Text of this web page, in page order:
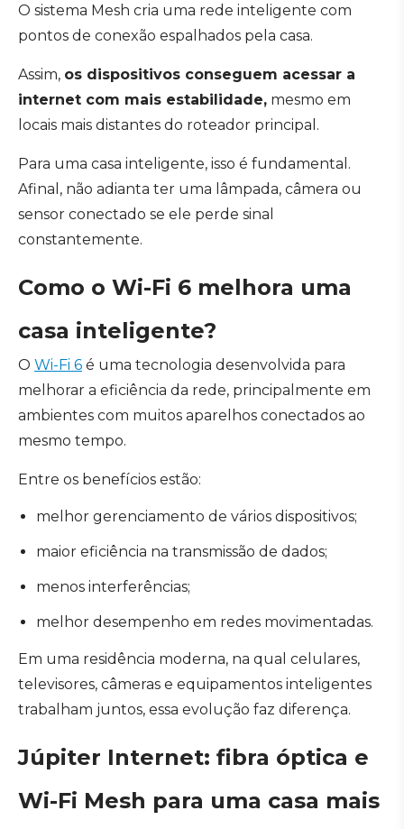
O sistema Mesh cria uma rede inteligente com
pontos de conexão espalhados pela casa.
Assim, os dispositivos conseguem acessar a
internet com mais estabilidade, mesmo em
locais mais distantes do roteador principal.
Para uma casa inteligente, isso é fundamental.
Afinal, não adianta ter uma lâmpada, câmera ou
sensor conectado se ele perde sinal
constantemente.
Como o Wi-Fi 6 melhora uma
casa inteligente?
O Wi-Fi 6 é uma tecnologia desenvolvida para
melhorar a eficiência da rede, principalmente em
ambientes com muitos aparelhos conectados ao
mesmo tempo.
Entre os benefícios estão:
melhor gerenciamento de vários dispositivos;
maior eficiência na transmissão de dados;
menos interferências;
melhor desempenho em redes movimentadas.
Em uma residência moderna, na qual celulares,
televisores, câmeras e equipamentos inteligentes
trabalham juntos, essa evolução faz diferença.
Júpiter Internet: fibra óptica e
Wi-Fi Mesh para uma casa mais